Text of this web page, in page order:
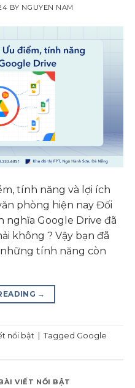
BY NGUYEN NAM
tính năng và lợi ích
phòng hiện nay Đối
nghĩa Google Drive đã
không ? Vậy bạn đã
tính năng còn
→
nổi bật Tagged Google
VIẾT NỔI BẬT